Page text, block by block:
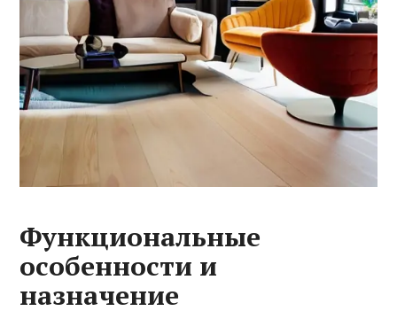
Функциональные
особенности и
назначение